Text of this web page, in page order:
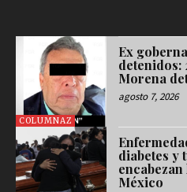
COLUMNAZ
Ex
detenidos:
Morena
agosto 7, 2026
diabetes y
México